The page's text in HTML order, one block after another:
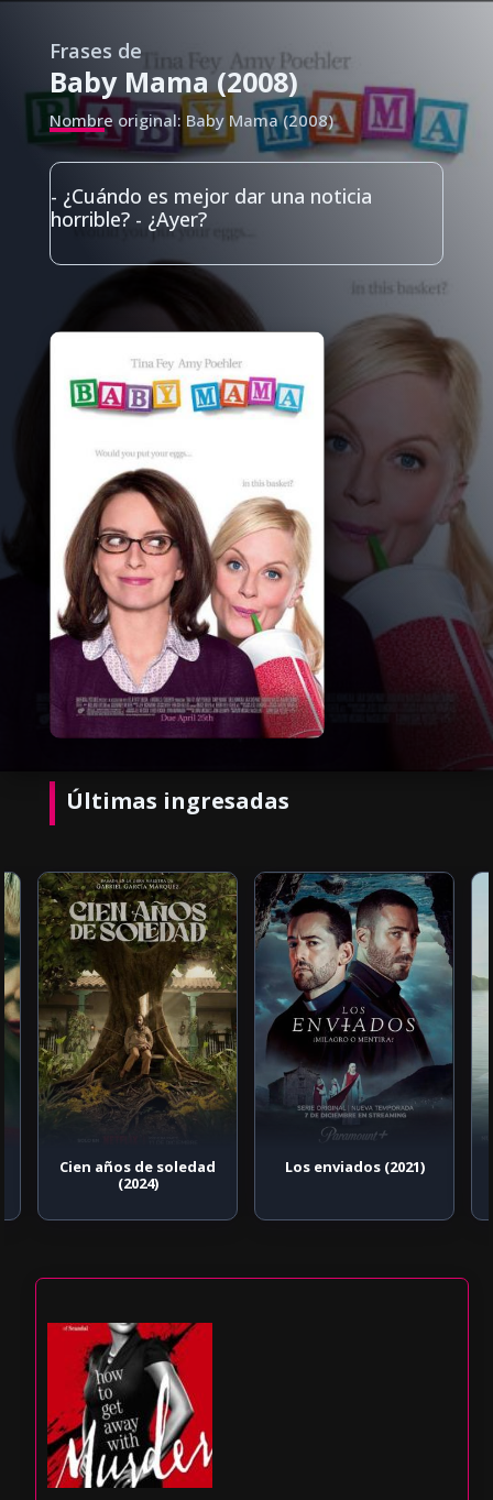
Frases de
Baby Mama (2008)
Nombre original: Baby Mama (2008)
- ¿Cuándo es mejor dar una noticia
horrible? - ¿Ayer?
Últimas ingresadas
Cien años de soledad
(2024)
Los enviados (2021)